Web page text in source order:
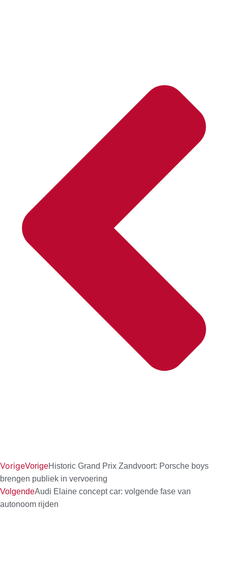
VorigeVorigeHistoric Grand Prix Zandvoort: Porsche boys
brengen publiek in vervoering
VolgendeAudi Elaine concept car: volgende fase van
autonoom rijden